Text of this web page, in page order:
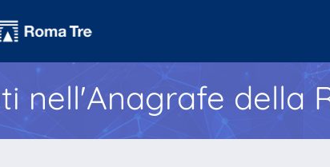
nell'Anagrafe della